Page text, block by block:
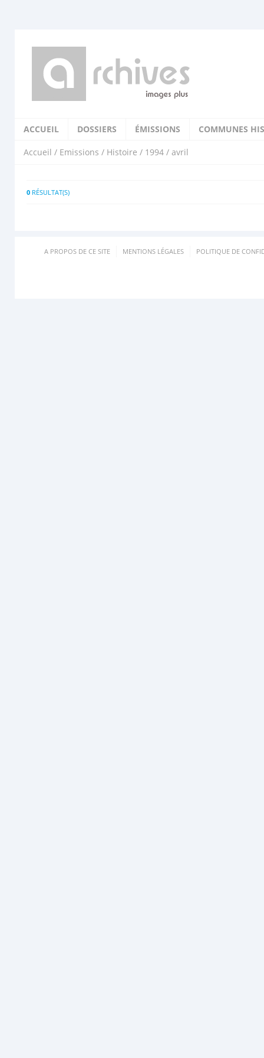
ACCUEIL DOSSIERS ÉMISSIONS COMMUNES
Accueil / Emissions / Histoire / 1994 / avril
0 RÉSULTAT(S)
A PROPOS DE CE SITE MENTIONS LÉGALES POLITIQUE DE